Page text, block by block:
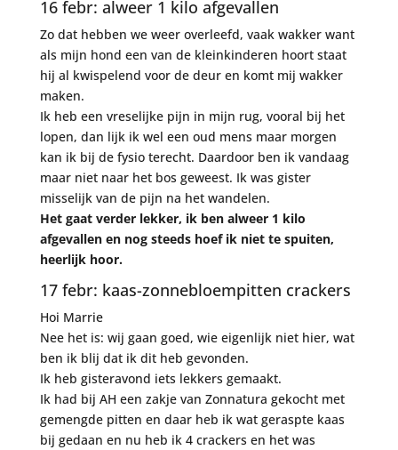
16 febr: alweer 1 kilo afgevallen
Zo dat hebben we weer overleefd, vaak wakker want
als mijn hond een van de kleinkinderen hoort staat
hij al kwispelend voor de deur en komt mij wakker
maken.
Ik heb een vreselijke pijn in mijn rug, vooral bij het
lopen, dan lijk ik wel een oud mens maar morgen
kan ik bij de fysio terecht. Daardoor ben ik vandaag
maar niet naar het bos geweest. Ik was gister
misselijk van de pijn na het wandelen.
Het gaat verder lekker, ik ben alweer 1 kilo
afgevallen en nog steeds hoef ik niet te spuiten,
heerlijk hoor.
17 febr: kaas-zonnebloempitten crackers
Hoi Marrie
Nee het is: wij gaan goed, wie eigenlijk niet hier, wat
ben ik blij dat ik dit heb gevonden.
Ik heb gisteravond iets lekkers gemaakt.
Ik had bij AH een zakje van Zonnatura gekocht met
gemengde pitten en daar heb ik wat geraspte kaas
bij gedaan en nu heb ik 4 crackers en het was